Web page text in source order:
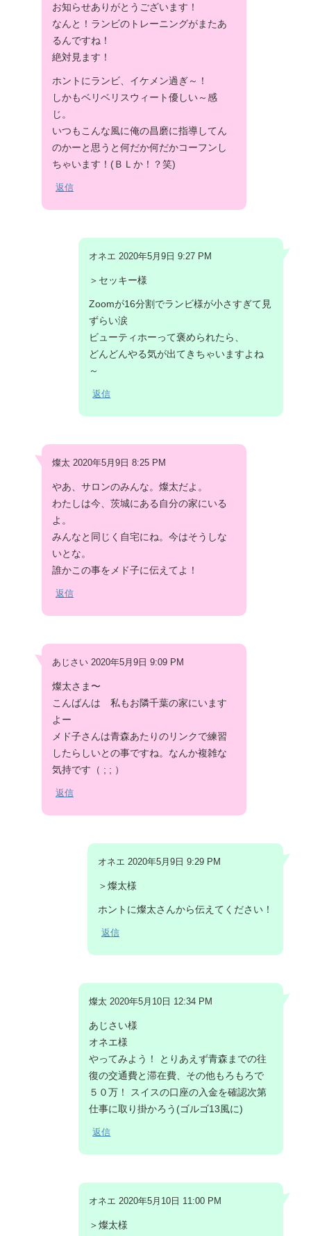
お知らせありがとうございます！
なんと！ランビのトレーニングがまたあ
るんですね！
絶対見ます！
ホントにランビ、イケメン過ぎ～！
しかもベリベリスウィート優しい～感
じ。
いつもこんな風に俺の昌磨に指導してん
のかーと思うと何だか何だかコーフンし
ちゃいます！(ＢＬか！？笑)
返信
オネエ 2020年5月9日 9:27 PM
＞セッキー様
Zoomが16分割でランビ様が小さすぎて見
ずらい涙
ビューティホーって褒められたら、
どんどんやる気が出てきちゃいますよね
～
返信
燦太 2020年5月9日 8:25 PM
やあ、サロンのみんな。燦太だよ。
わたしは今、茨城にある自分の家にいる
よ。
みんなと同じく自宅にね。今はそうしな
いとな。
誰かこの事をメド子に伝えてよ！
返信
あじさい 2020年5月9日 9:09 PM
燦太さま〜
こんばんは 私もお隣千葉の家にいます
よー
メド子さんは青森あたりのリンクで練習
したらしいとの事ですね。なんか複雑な
気持です（ ; ; ）
返信
オネエ 2020年5月9日 9:29 PM
＞燦太様
ホントに燦太さんから伝えてください！
返信
燦太 2020年5月10日 12:34 PM
あじさい様
オネエ様
やってみよう！ とりあえず青森までの往
復の交通費と滞在費、その他もろもろで
５０万！ スイスの口座の入金を確認次第
仕事に取り掛かろう(ゴルゴ13風に)
返信
オネエ 2020年5月10日 11:00 PM
＞燦太様